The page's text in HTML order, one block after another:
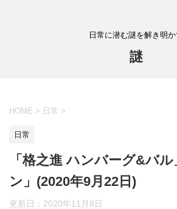
日常に潜む謎を解き明か
謎
HOME > 日常 >
日常
「格之進 ハンバーグ&バ
ン」(2020年9月22日)
更新日： 2020年11月8日